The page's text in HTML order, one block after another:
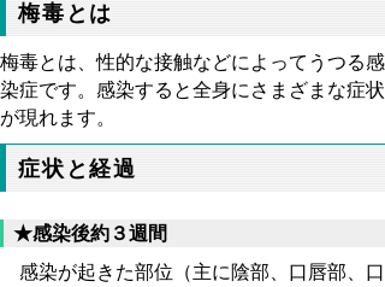
梅毒とは
梅毒とは、性的な接触などによってうつる感
染症です。感染すると全身にさまざまな症状
が現れます。
症状と経過
★感染後約３週間
感染が起きた部位（主に陰部、口唇部、口